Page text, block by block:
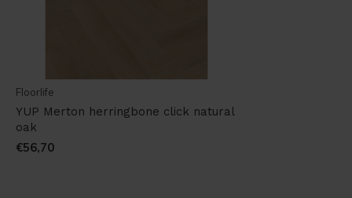
Floorlife
YUP Merton herringbone click natural
oak
€56,70